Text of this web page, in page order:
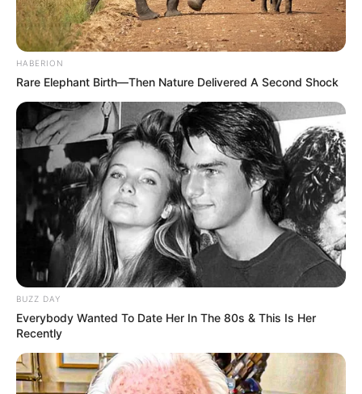
HABERION
Rare Elephant Birth—Then Nature Delivered A Second Shock
BUZZ DAY
Everybody Wanted To Date Her In The 80s & This Is Her
Recently